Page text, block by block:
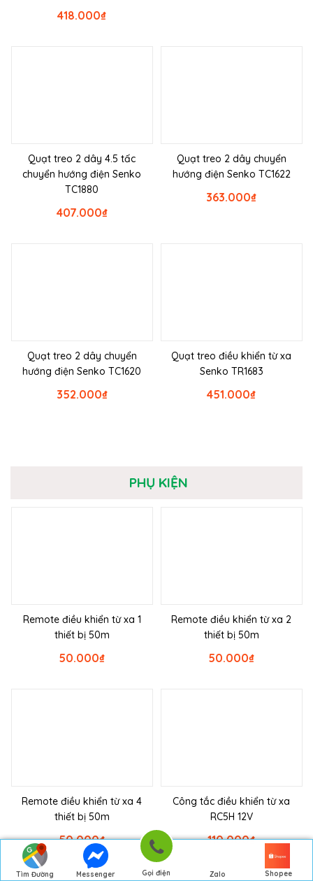
Tìm Đường
Messenger Gọi điện Zalo Shopee
₫
418.000
Quạt treo 2 dây 4.5 tấc
chuyển hướng điện Senko
TC1880
₫
407.000
Quạt treo 2 dây chuyển
hướng điện Senko TC1622
₫
363.000
Quạt treo 2 dây chuyển
hướng điện Senko TC1620
₫
352.000
Quạt treo điều khiển từ xa
Senko TR1683
₫
451.000
PHỤ KIỆN
Remote điều khiển từ xa 1
thiết bị 50m
₫
50.000
Remote điều khiển từ xa 2
thiết bị 50m
₫
50.000
Remote điều khiển từ xa 4
thiết bị 50m
₫
50.000
Công tắc điều khiển từ xa
RC5H 12V
₫
110.000